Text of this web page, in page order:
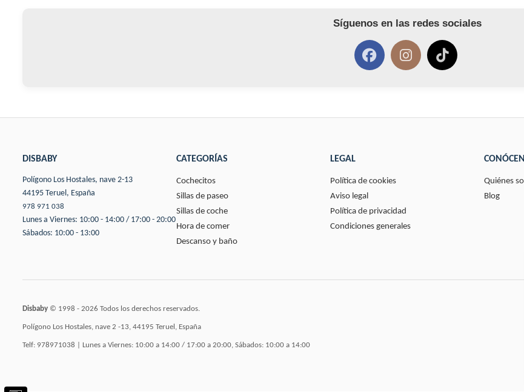
Síguenos en las redes sociales
DISBABY
Polígono Los Hostales, nave 2-13
44195 Teruel, España
978 971 038
Lunes a Viernes: 10:00 - 14:00 / 17:00 - 20:00
Sábados: 10:00 - 13:00
CATEGORÍAS
Cochecitos
Sillas de paseo
Sillas de coche
Hora de comer
Descanso y baño
LEGAL
Política de cookies
Aviso legal
Política de privacidad
Condiciones generales
Quiénes
Blog
Disbaby © 1998 - 2026 Todos los derechos reservados.
Polígono Los Hostales, nave 2 -13, 44195 Teruel, España
Telf: 978971038 | Lunes a Viernes: 10:00 a 14:00 / 17:00 a 20:00, Sábados: 10:00 a 14:00